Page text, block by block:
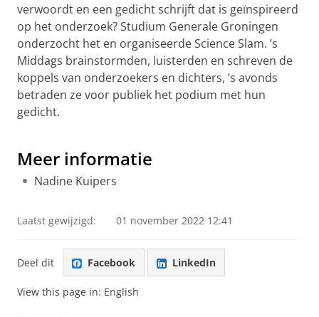
verwoordt en een gedicht schrijft dat is geïnspireerd
op het onderzoek? Studium Generale Groningen
onderzocht het en organiseerde Science Slam. ’s
Middags brainstormden, luisterden en schreven de
koppels van onderzoekers en dichters, ’s avonds
betraden ze voor publiek het podium met hun
gedicht.
Meer informatie
Nadine Kuipers
Laatst gewijzigd: 01 november 2022 12:41
Deel dit Facebook LinkedIn
View this page in: English